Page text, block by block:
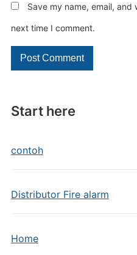
Start here
contoh
Distributor Fire alarm
Home
Save my name, email,
next time I comment.